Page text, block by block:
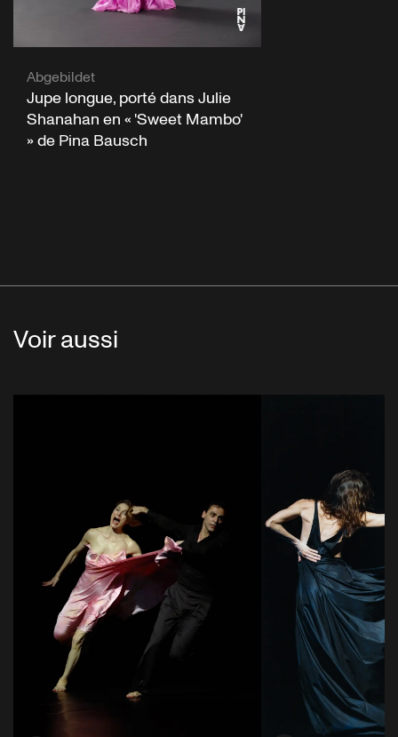
Abgebildet
Jupe longue, porté dans Julie
Shanahan en « 'Sweet Mambo'
» de Pina Bausch
Voir aussi